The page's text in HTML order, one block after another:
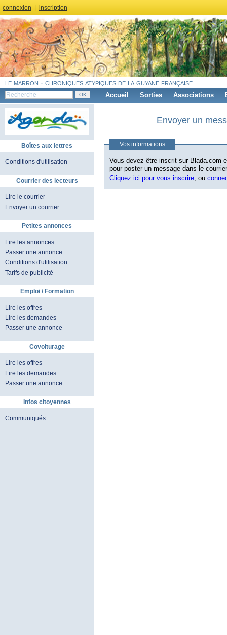
connexion inscription
le marron - chroniques atypiques de la guyane française
Accueil Sorties Associations
Boîtes aux lettres
Conditions d'utilisation
Courrier des lecteurs
Lire le courrier
Envoyer un courrier
Petites annonces
Lire les annonces
Passer une annonce
Conditions d'utilisation
Tarifs de publicité
Emploi / Formation
Lire les offres
Lire les demandes
Passer une annonce
Covoiturage
Lire les offres
Lire les demandes
Passer une annonce
Infos citoyennes
Communiqués
Envoyer un
Vos informations
Vous devez être inscrit sur Blada.com
pour poster un message dans le
Cliquez ici pour vous inscrire, ou